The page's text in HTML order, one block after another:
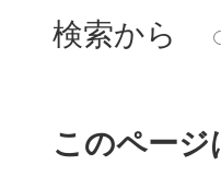
検索から
このペー